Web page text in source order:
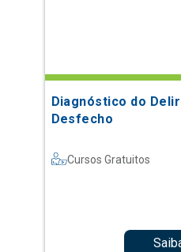
Diagnóstico do
Desfecho
Cursos Gratuitos